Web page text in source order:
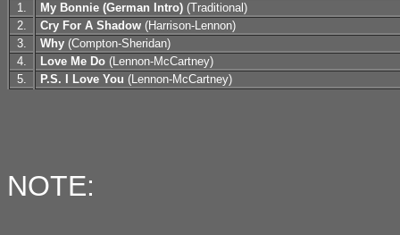
1.
My Bonnie (German Intro) (Traditional)
2.
Cry For A Shadow (Harrison-Lennon)
3.
Why (Compton-Sheridan)
4.
Love Me Do (Lennon-McCartney)
5.
P.S. I Love You (Lennon-McCartney)
NOTE: